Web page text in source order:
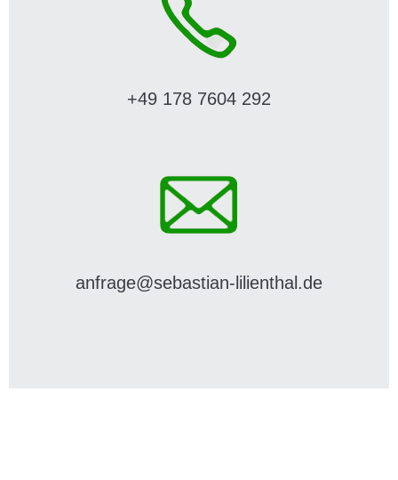
+49 178 7604 292
anfrage@sebastian-lilienthal.de